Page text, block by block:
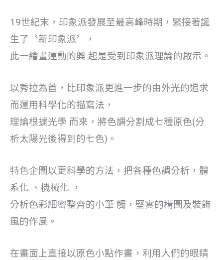
19世紀末，印象派發展至最高峰時期，緊接著誕
生了〝新印象派〞，
此一繪畫運動的興 起是受到印象派理論的啟示。
以秀拉為首，比印象派更進一步的由外光的追求
而運用科學化的描寫法，
理論根據光學 而來，將色調分割成七種原色(分
析太陽光後得到的七色)。
特色企圖以更科學的方法，把各種色調分析，體
系化 、機械化 ，
分析色彩細密整齊的小筆 觸，堅實的構圖及裝飾
風的作風。
在畫面上直接以原色小點作畫，利用人們的眼睛